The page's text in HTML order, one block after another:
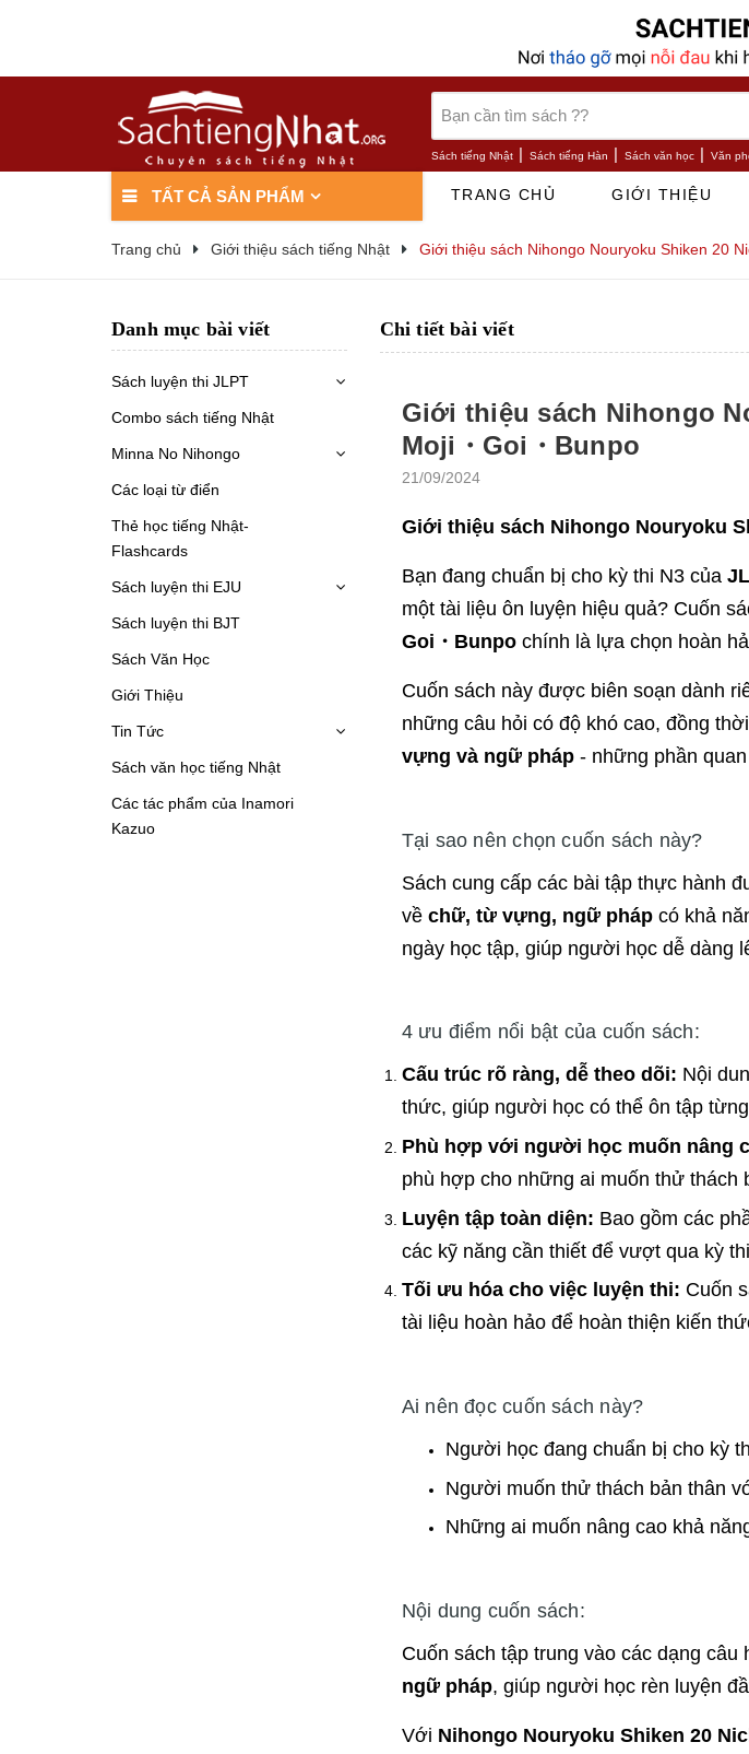
Sách tiếng Nhật | Sách tiếng Hàn | Sách văn học | Văn
TẤT CẢ SẢN PHẨM TRANG CHỦ GIỚI THIỆU
Trang chủ Giới thiệu sách tiếng Nhật Giới thiệu sách Nihongo Nouryoku Shiken 20
Chi tiết bài viết
Giới thiệu sách Nihongo
Moji・Goi・Bunpo
21/09/2024
Giới thiệu sách Nihongo Nouryoku
Bạn đang chuẩn bị cho kỳ thi N3 của
một tài liệu ôn luyện hiệu quả? Cuốn
Goi・Bunpochính là lựa chọn hoàn
Cuốn sách này được biên soạn dành
những câu hỏi có độ khó cao, đồng
vựng và ngữ pháp- những phần
Tại sao nên chọn cuốn sách này?
Sách cung cấp các bài tập thực hành
về chữ, từ vựng, ngữ phápcó khả
ngày học tập, giúp người học dễ dàng
4 ưu điểm nổi bật của cuốn sách:
Cấu trúc rõ ràng, dễ theo dõi: Nội
thức, giúp người học có thể ôn tập
Phù hợp với người học muốn nâng
phù hợp cho những ai muốn thử thách
Luyện tập toàn diện: Bao gồm các
các kỹ năng cần thiết để vượt qua kỳ
Tối ưu hóa cho việc luyện thi: Cuốn
tài liệu hoàn hảo để hoàn thiện kiến
Ai nên đọc cuốn sách này?
Người học đang chuẩn bị cho kỳ
Người muốn thử thách bản thân
Những ai muốn nâng cao khả
Nội dung cuốn sách:
Cuốn sách tập trung vào các dạng
ngữ pháp, giúp người học rèn luyện
Với Nihongo Nouryoku Shiken 20
Danh mục bài viết
Sách luyện thi JLPT
Combo sách tiếng Nhật
Minna No Nihongo
Các loại từ điển
Thẻ học tiếng Nhật-
Flashcards
Sách luyện thi EJU
Sách luyện thi BJT
Sách Văn Học
Giới Thiệu
Tin Tức
Sách văn học tiếng Nhật
Các tác phẩm của Inamori
Kazuo